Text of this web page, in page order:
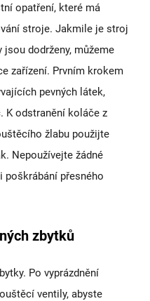
opatření, které má
stroje. Jakmile je stroj
dodrženy, můžeme
zařízení. Prvním krokem
pevných látek,
K odstranění koláče z
žlabu použijte
Nepoužívejte žádné
poškrábání přesného
zbytků
Po vyprázdnění
ventily, abyste